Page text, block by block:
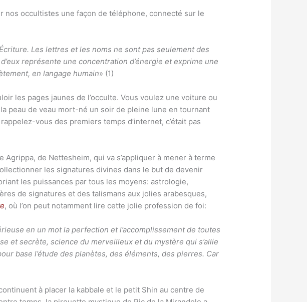
occultistes une façon de téléphone, connecté sur le
Les lettres et les noms ne sont pas seulement des
représente une concentration d’énergie et exprime une
en langage humain» (1)
les pages jaunes de l’occulte. Vous voulez une voiture ou
peau de veau mort-né un soir de pleine lune en tournant
vous des premiers temps d’internet, c’était pas
de Nettesheim, qui va s’appliquer à mener à terme
les signatures divines dans le but de devenir
les puissances par tous les moyens: astrologie,
de signatures et des talismans aux jolies arabesques,
, où l’on peut notamment lire cette jolie profession de foi:
en un mot la perfection et l’accomplissement de toutes
et secrète, science du merveilleux et du mystère qui s’allie
base l’étude des planètes, des éléments, des pierres. Car
à placer la kabbale et le petit Shin au centre de